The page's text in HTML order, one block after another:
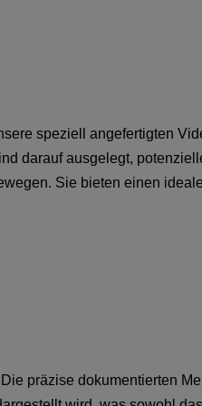
speziell angefertigten
darauf ausgelegt,
Sie bieten einen
präzise dokumentierten